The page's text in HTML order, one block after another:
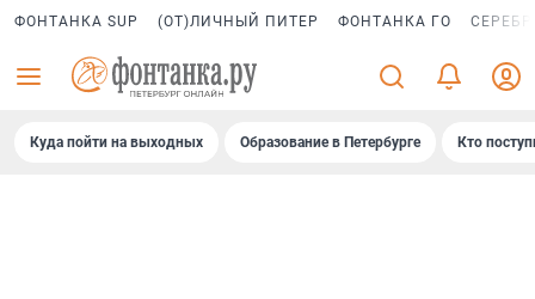
ФОНТАНКА SUP (ОТ)ЛИЧНЫЙ ПИТЕР ФОНТАНКА ГО
Куда пойти на выходных Образование в Петербурге Кто